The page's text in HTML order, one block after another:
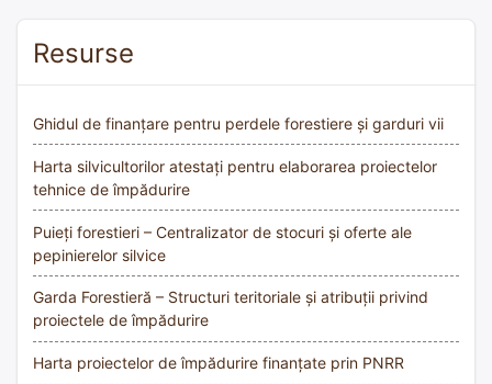
Resurse
Ghidul de finanțare pentru perdele forestiere și garduri vii
Harta silvicultorilor atestați pentru elaborarea proiectelor
tehnice de împădurire
Puieți forestieri – Centralizator de stocuri și oferte ale
pepinierelor silvice
Garda Forestieră – Structuri teritoriale și atribuții privind
proiectele de împădurire
Harta proiectelor de împădurire finanțate prin PNRR